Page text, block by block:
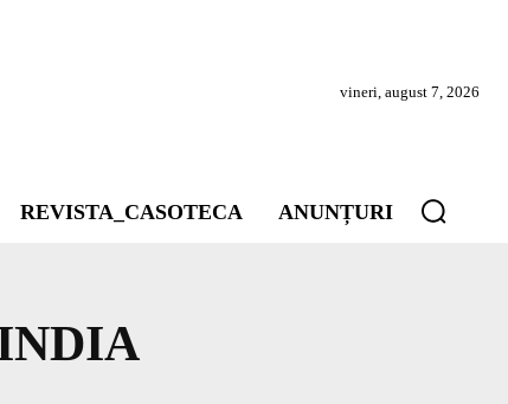
vineri, august 7, 2026
REVISTA_CASOTECA ANUNȚURI